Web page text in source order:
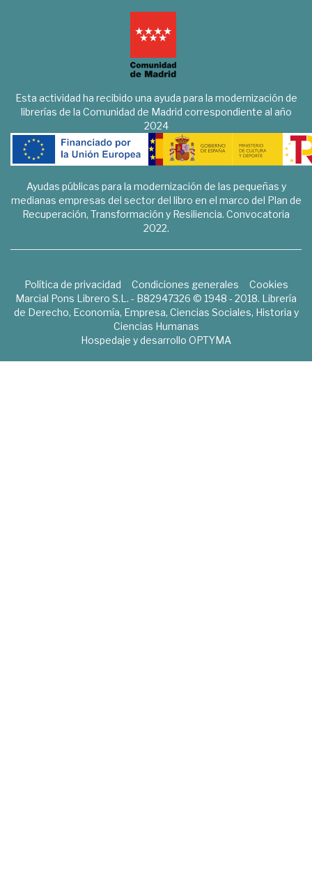
Esta actividad ha recibido una ayuda para la modernización de
librerías de la Comunidad de Madrid correspondiente al año
2024
Ayudas públicas para la modernización de las pequeñas y
medianas empresas del sector del libro en el marco del Plan de
Recuperación, Transformación y Resiliencia. Convocatoria
2022.
Política de privacidad Condiciones generales
Cookies
Marcial Pons Librero S.L. - B82947326 © 1948 - 2018. Librería
de Derecho, Economía, Empresa, Ciencias Sociales, Historia y
Ciencias Humanas
Hospedaje y desarrollo OPTYMA